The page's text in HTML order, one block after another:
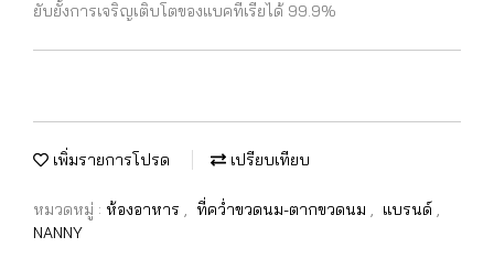
ยับยั้งการเจริญเติบโตของแบคทีเรียได้ 99.9%
เพิ่มรายการโปรด เปรียบเทียบ
หมวดหมู่ : ห้องอาหาร , ที่คว่ำขวดนม-ตากขวดนม , แบรนด์ ,
NANNY